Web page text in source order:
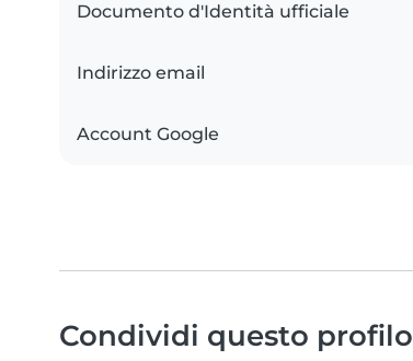
Documento d'Identità ufficiale
Indirizzo email
Account Google
Condividi questo profilo